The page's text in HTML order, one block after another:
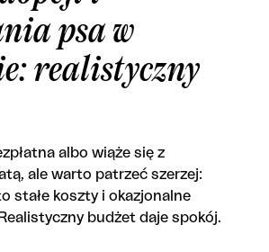
psa w
realistyczny
albo wiąże się z
ale warto patrzeć szerzej:
stałe koszty i okazjonalne
budżet daje spokój.